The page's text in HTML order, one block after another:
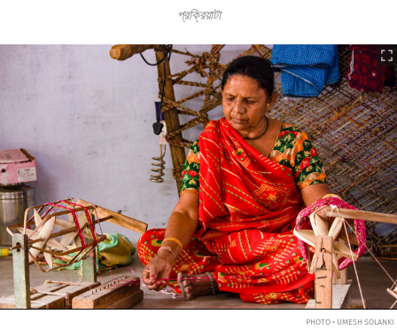
প্রক্রিয়াটা
PHOTO • UMESH SOLANKI